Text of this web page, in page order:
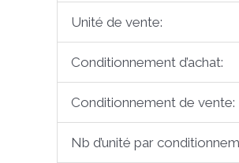
Unité de vente:
Conditionnement d’achat:
Conditionnement de vente:
Nb d’unité par